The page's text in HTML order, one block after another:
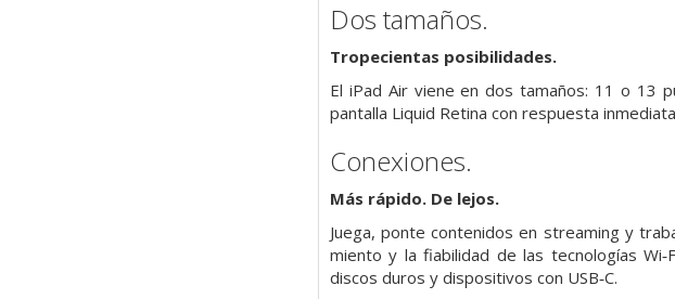
Dos tamaños.
Tropecientas posibili­dades.
El iPad Air viene en dos tamaños: 11 o 13
pantalla Liquid Retina con respuesta
Conexiones.
Más rápido. De lejos.
Juega, ponte contenidos en streaming y
miento y la fiabilidad de las tecnologías
discos duros y dispositivos con USB‑C.